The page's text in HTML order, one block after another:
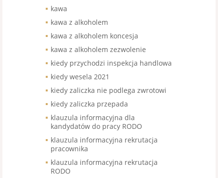
kawa
kawa z alkoholem
kawa z alkoholem koncesja
kawa z alkoholem zezwolenie
kiedy przychodzi inspekcja handlowa
kiedy wesela 2021
kiedy zaliczka nie podlega zwrotowi
kiedy zaliczka przepada
klauzula informacyjna dla
kandydatów do pracy RODO
klauzula informacyjna rekrutacja
pracownika
klauzula informacyjna rekrutacja
RODO